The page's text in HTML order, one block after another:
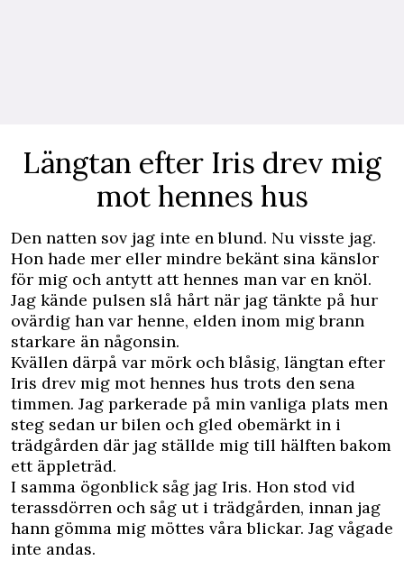
Längtan efter Iris drev mig
mot hennes hus
Den natten sov jag inte en blund. Nu visste jag.
Hon hade mer eller mindre bekänt sina känslor
för mig och antytt att hennes man var en knöl.
Jag kände pulsen slå hårt när jag tänkte på hur
ovärdig han var henne, elden inom mig brann
starkare än någonsin.
Kvällen därpå var mörk och blåsig, längtan efter
Iris drev mig mot hennes hus trots den sena
timmen. Jag parkerade på min vanliga plats men
steg sedan ur bilen och gled obemärkt in i
trädgården där jag ställde mig till hälften bakom
ett äppleträd.
I samma ögonblick såg jag Iris. Hon stod vid
terassdörren och såg ut i trädgården, innan jag
hann gömma mig möttes våra blickar. Jag vågade
inte andas.